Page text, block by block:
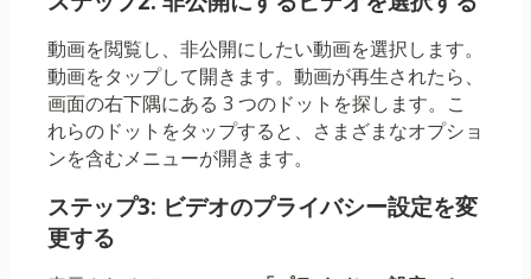
動画を閲覧し、非公開にしたい動画を選択します。
動画をタップして開きます。動画が再生されたら、
画面の右下隅にある 3 つのドットを探します。こ
れらのドットをタップすると、さまざまなオプショ
ンを含むメニューが開きます。
ステップ3: ビデオのプライバシー設定を変
更する